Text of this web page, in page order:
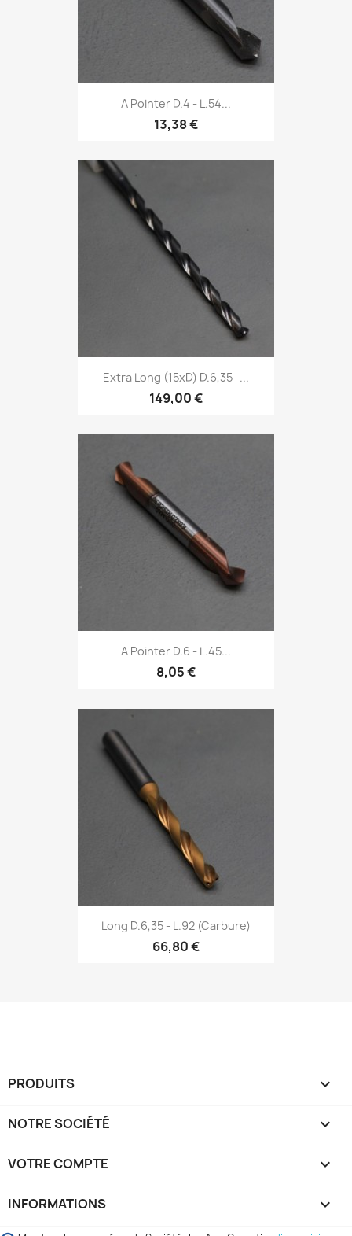
A Pointer D.4 - L.54...
13,38 €
Extra Long (15xD) D.6,35 -...
149,00 €
A Pointer D.6 - L.45...
8,05 €
Long D.6,35 - L.92 (Carbure)
66,80 €
PRODUITS 
NOTRE SOCIÉTÉ 
VOTRE COMPTE 
INFORMATIONS keyboard_arrow_down